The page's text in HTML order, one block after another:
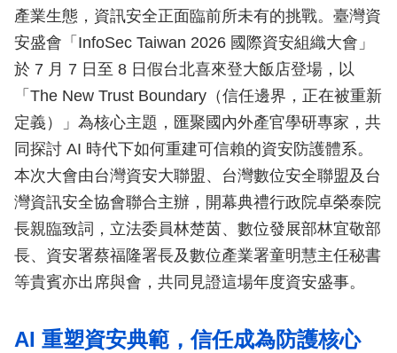
產業生態，資訊安全正面臨前所未有的挑戰。臺灣資
安盛會「InfoSec Taiwan 2026 國際資安組織大會」
於 7 月 7 日至 8 日假台北喜來登大飯店登場，以
「The New Trust Boundary（信任邊界，正在被重新
定義）」為核心主題，匯聚國內外產官學研專家，共
同探討 AI 時代下如何重建可信賴的資安防護體系。
本次大會由台灣資安大聯盟、台灣數位安全聯盟及台
灣資訊安全協會聯合主辦，開幕典禮行政院卓榮泰院
長親臨致詞，立法委員林楚茵、數位發展部林宜敬部
長、資安署蔡福隆署長及數位產業署童明慧主任秘書
等貴賓亦出席與會，共同見證這場年度資安盛事。
AI 重塑資安典範，信任成為防護核心